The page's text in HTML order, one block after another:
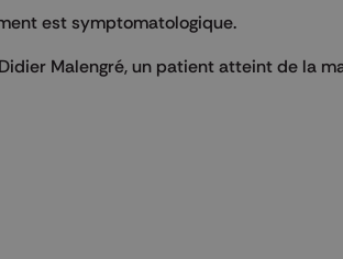
est symptomatologique.
Malengré, un patient atteint de la